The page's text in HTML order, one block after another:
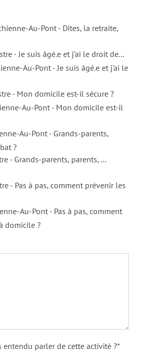
Au-Pont - Dites, la retraite,
- Je suis âgé.e et j'ai le droit de...
Au-Pont - Je suis âgé.e et j'ai le
- Mon domicile est-il sécure ?
Au-Pont - Mon domicile est-il
Au-Pont - Grands-parents,
?
- Grands-parents, parents, ...
- Pas à pas, comment prévenir les
Au-Pont - Pas à pas, comment
domicile ?
entendu parler de cette activité ?*